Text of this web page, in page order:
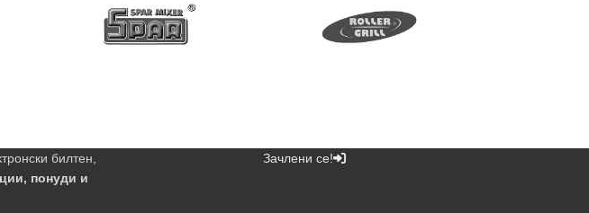
билтен,
понуди и
Зачлени се!